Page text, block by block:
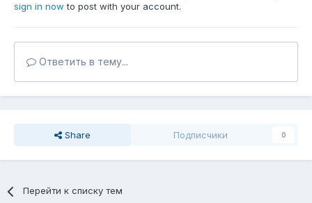
sign in now to post with your account.
Ответить в тему...
Share Подписчики 0
Перейти к списку тем